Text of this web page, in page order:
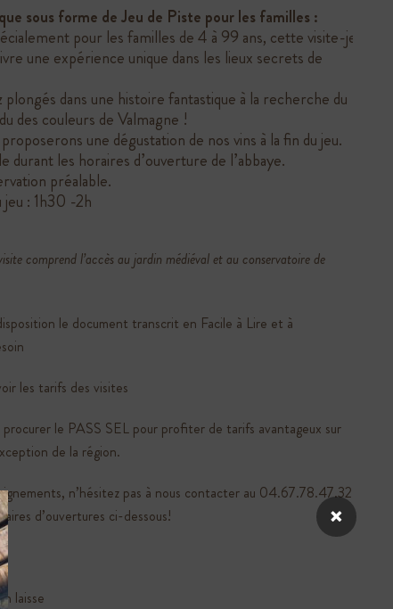
sous forme de Jeu de Piste pour les familles :
pour les familles de 4 à 99 ans, cette visite-jeu
une expérience unique dans les lieux secrets de
plongés dans une histoire fantastique à la recherche du
des couleurs de Valmagne !
une dégustation de nos vins à la fin du jeu.
durant les horaires d’ouverture de l’abbaye.
préalable.
: 1h30 -2h
comprend l’accès au jardin médiéval et au conservatoire de
le document transcrit en Facile à Lire et à
les tarifs des visites
procurer le PASS SEL pour profiter de tarifs avantageux sur
de la région.
n’hésitez pas à nous contacter au 04.67.78.47.32.
d’ouvertures ci-dessous!
laisse
×